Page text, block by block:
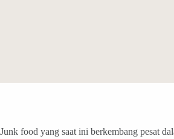
Junk food yang saat ini berkembang pesat